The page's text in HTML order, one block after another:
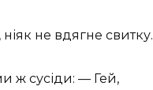
не вдягне свитку.
ж сусіди: — Гей,